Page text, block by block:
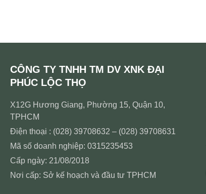
CÔNG TY TNHH TM DV XNK ĐẠI
PHÚC LỘC THỌ
X12G Hương Giang, Phường 15, Quận 10,
TPHCM
Điện thoại : (028) 39708632 – (028) 39708631
Mã số doanh nghiệp: 0315235453
Cấp ngày: 21/08/2018
Nơi cấp: Sở kế hoạch và đầu tư TPHCM